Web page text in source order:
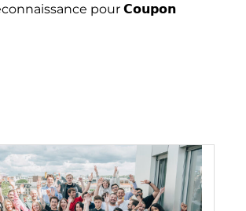
pour 𝗖𝗼𝘂𝗽𝗼𝗻